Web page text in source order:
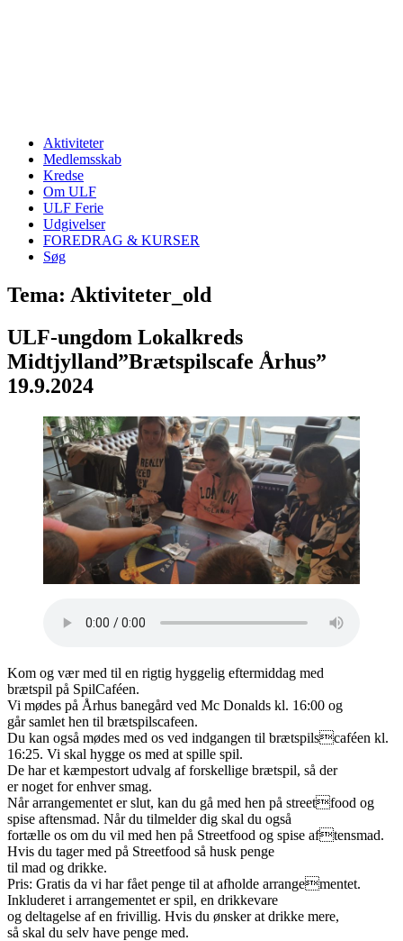
Aktiviteter
Medlemsskab
Kredse
Om ULF
ULF Ferie
Udgivelser
FOREDRAG & KURSER
Søg
Tema: Aktiviteter_old
ULF-ungdom Lokalkreds
Midtjylland”Brætspilscafe Århus”
19.9.2024
Kom og vær med til en rigtig hyggelig eftermiddag med
brætspil på SpilCaféen.
Vi mødes på Århus banegård ved Mc Donalds kl. 16:00 og
går samlet hen til brætspilscafeen.
Du kan også mødes med os ved indgangen til brætspilscaféen kl.
16:25. Vi skal hygge os med at spille spil.
De har et kæmpestort udvalg af forskellige brætspil, så der
er noget for enhver smag.
Når arrangementet er slut, kan du gå med hen på streetfood og
spise aftensmad. Når du tilmelder dig skal du også
fortælle os om du vil med hen på Streetfood og spise aftensmad.
Hvis du tager med på Streetfood så husk penge
til mad og drikke.
Pris: Gratis da vi har fået penge til at afholde arrangementet.
Inkluderet i arrangementet er spil, en drikkevare
og deltagelse af en frivillig. Hvis du ønsker at drikke mere,
så skal du selv have penge med.